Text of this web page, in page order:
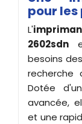
pour
L'
2602sdn
besoins
recherche
Dotée
avancée,
et une